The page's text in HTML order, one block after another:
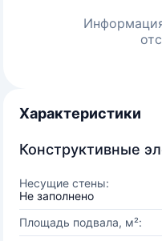
Характеристики
Конструктивные
Несущие стены:
Не заполнено
Площадь подвала, м²: